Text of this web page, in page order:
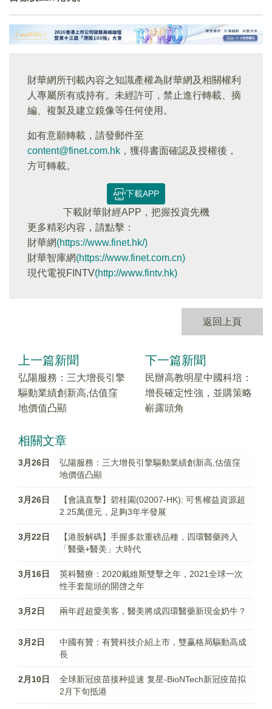
財華網所刊載內容之知識產權為財華網及相關權利
人專屬所有或持有。未經許可，禁止進行轉載、摘
編、複製及建立鏡像等任何使用。
如有意願轉載，請發郵件至
content@finet.com.hk ，獲得書面確認及授權後，
方可轉載。
下載APP
下載財華財經APP，把握投資先機
更多精彩内容，請點擊：
財華網(https://www.finet.hk/)
財華智庫網(https://www.finet.com.cn)
現代電視FINTV(http://www.fintv.hk)
返回上頁
上一篇新聞
弘陽服務：三大增長引擎
驅動業績創新高,估值窪
地價值凸顯
下一篇新聞
民辦高教明星中國科培：
增長確定性強，並購策略
嶄露頭角
相關文章
3月26日
弘陽服務：三大增長引擎驅動業績創新高,估值窪
地價值凸顯
3月26日
【會議直擊】碧桂園(02007-HK): 可售權益資源超
2.25萬億元，足夠3年半發展
3月22日
【港股解碼】手握多款重磅品種，四環醫藥跨入
「醫藥+醫美」大時代
3月16日
英科醫療：2020戴維斯雙擊之年，2021全球一次
性手套龍頭的開啓之年
3月2日 兩年趕超愛美客，醫美將成四環醫藥新現金奶牛？
3月2日
中國有贊：有贊科技介紹上市，雙赢格局驅動高成
長
2月10日
全球新冠疫苗接种提速 复星-BioNTech新冠疫苗拟
2月下旬抵港